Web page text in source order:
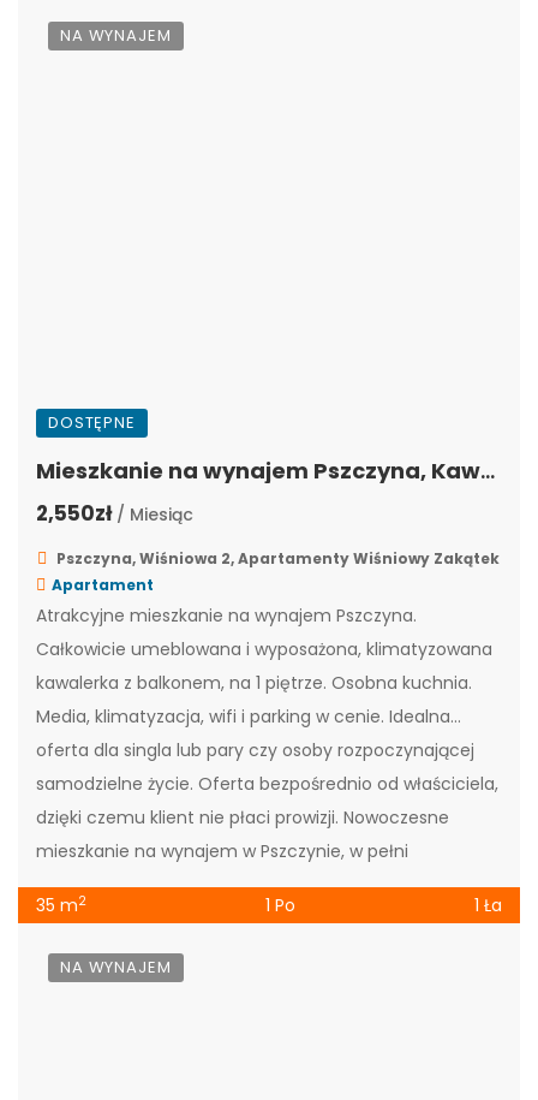
NA WYNAJEM
DOSTĘPNE
Mieszkanie na wynajem Pszczyna, Kawalerka, WZ-4
2,550zł / Miesiąc
Pszczyna, Wiśniowa 2, Apartamenty Wiśniowy Zakątek
Apartament
Atrakcyjne mieszkanie na wynajem Pszczyna.
Całkowicie umeblowana i wyposażona, klimatyzowana
kawalerka z balkonem, na 1 piętrze. Osobna kuchnia.
Media, klimatyzacja, wifi i parking w cenie. Idealna
oferta dla singla lub pary czy osoby rozpoczynającej
samodzielne życie. Oferta bezpośrednio od właściciela,
dzięki czemu klient nie płaci prowizji. Nowoczesne
mieszkanie na wynajem w Pszczynie, w pełni
umeblowane […]
35 m2 1 Po 1 Ła
NA WYNAJEM